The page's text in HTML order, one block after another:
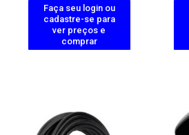
Faça seu login ou
cadastre-se para
ver preços e
comprar